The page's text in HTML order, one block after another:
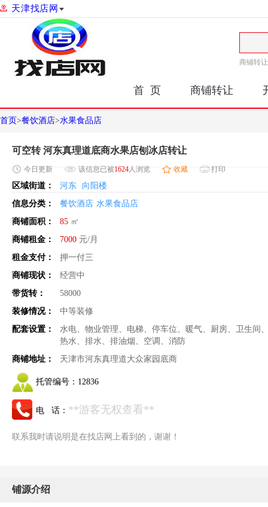
天津找店网
商铺转让
首 页 商铺转让
首页>餐饮酒店>水果食品店
可空转 河东真理道底商水果店刨冰店转让
今日 更新 该信息已被1624人浏览 收藏 打印
区域街道： 河东
向阳楼
信息分类：
餐饮酒店 水果食品店
商铺面积：
85 ㎡
商铺租金：
7000 元/月
租金支付：
押一付三
商铺现状：
经营中
带货转：
58000
装修情况：
中等装修
配套设置：
水电、物业管理、电梯、停车位、暖气、厨房、卫生间
热水、排水、排油烟、空调、消防
商铺地址：
天津市河东真理道大众家园底商
托管编号： 12836
电 话： **游客无权查看**
联系我时请说明是在找店网上看到的，谢谢！
铺源介绍